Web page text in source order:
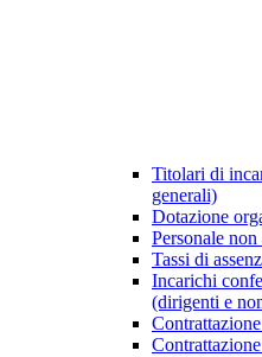
Titolari di
generali)
Dotazione
Personale
Tassi di
Incarichi
(dirigenti e